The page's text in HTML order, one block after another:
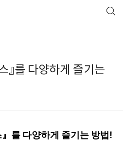
』를 다양하게 즐기는
를 다양하게 즐기는 방법!